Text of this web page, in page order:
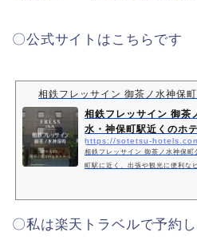
〇公式サイトはこちらです
相鉄フレッサイン 御茶ノ水神保町
相鉄フレッサイン 御茶
水・神保町駅近くのホ
https://sotetsu-
相鉄フレッサイン 御茶ノ水神保
町駅に近く、出張や観光に便利な
〇私は楽天トラベルで予約